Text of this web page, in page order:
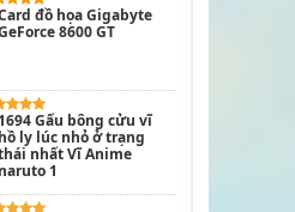
đồ họa Gigabyte
8600 GT
1694 Gấu bông cửu vĩ
hồ ly lúc nhỏ ở trạng
nhất Vĩ Anime
naruto 1